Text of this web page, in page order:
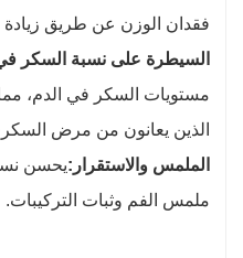
فقدان الوزن عن طريق زيادة
السيطرة على نسبة السكر
مستويات السكر في الدم، مما
الذين يعانون من مرض
الملمس والاستقرار:يحسن
ملمس الفم وثبات التركيبات.